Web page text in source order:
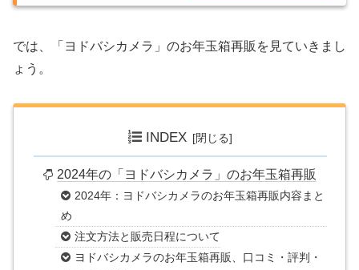
では、「ヨドバシカメラ」のお年玉箱再販を見ていきまし
ょう。
INDEX
2024年の「ヨドバシカメラ」のお年玉箱再販
2024年：ヨドバシカメラのお年玉箱再販内容まと
め
注文方法と販売日程について
ヨドバシカメラのお年玉箱再販、口コミ・評判・